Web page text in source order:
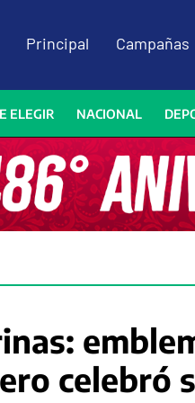
Principal Campañas
ELEGIR NACIONAL
celebró